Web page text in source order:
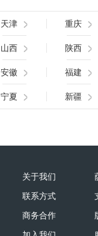
天津 重庆
山西 陕西
安徽 福建
宁夏 新疆
关于我们
联系方式
商务合作